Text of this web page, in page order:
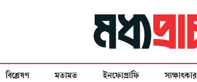
বিশ্লেষণ মতামত ইনফোগ্রাফি সাক্ষাৎকার